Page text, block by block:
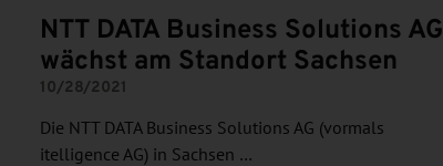
NTT DATA Business Solutions AG
wächst am Standort Sachsen
10/28/2021
Die NTT DATA Business Solutions AG (vormals
itelligence AG) in Sachsen …